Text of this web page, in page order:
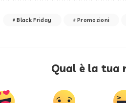
Black Friday Promozioni
Qual è la tua